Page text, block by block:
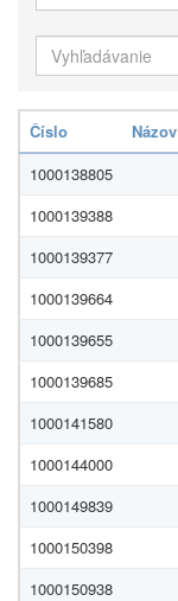
Číslo Názov
1000138805
1000139388
1000139377
1000139664
1000139655
1000139685
1000141580
1000144000
1000149839
1000150398
1000150938